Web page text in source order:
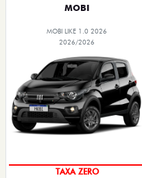
MOBI
MOBI LIKE 1.0 2026
2026/2026
TAXA ZERO